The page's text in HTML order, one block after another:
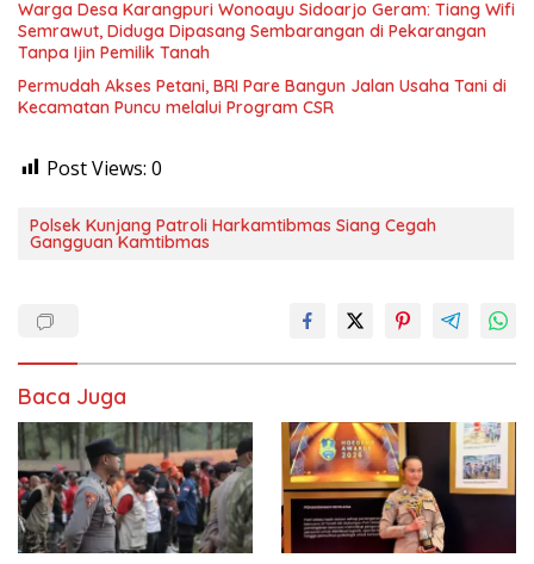
Warga Desa Karangpuri Wonoayu Sidoarjo Geram: Tiang Wifi
Semrawut, Diduga Dipasang Sembarangan di Pekarangan
Tanpa Ijin Pemilik Tanah
Permudah Akses Petani, BRI Pare Bangun Jalan Usaha Tani di
Kecamatan Puncu melalui Program CSR
Post Views: 0
Polsek Kunjang Patroli Harkamtibmas Siang Cegah
Gangguan Kamtibmas
Baca Juga